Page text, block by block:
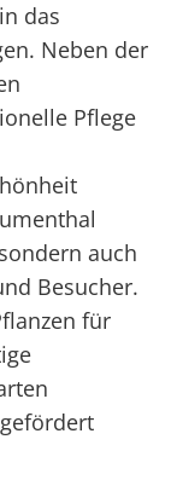
das
Neben der
Pflege
auch
Besucher.
für